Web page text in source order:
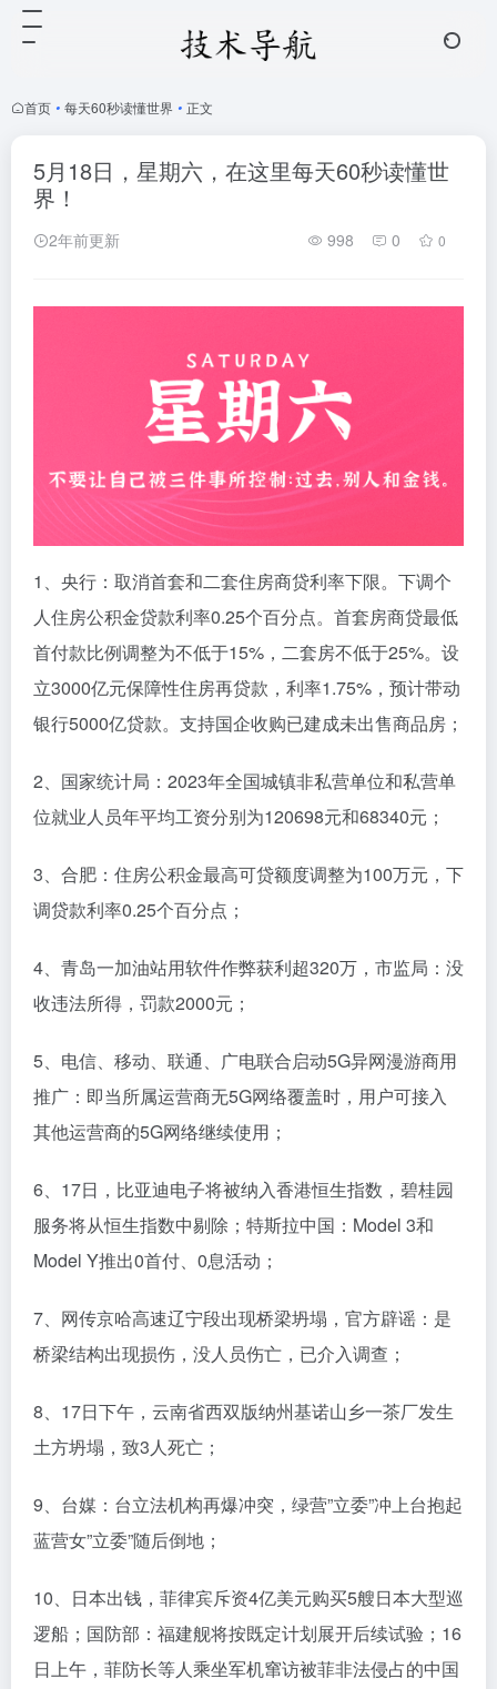
首页 • 每天60秒读懂世界 • 正文
5月18日，星期六，在这里每天60秒读懂世
界！
2年前更新 998 0 0
1、央行：取消首套和二套住房商贷利率下限。下调个
人住房公积金贷款利率0.25个百分点。首套房商贷最低
首付款比例调整为不低于15%，二套房不低于25%。设
立3000亿元保障性住房再贷款，利率1.75%，预计带动
银行5000亿贷款。支持国企收购已建成未出售商品房；
2、国家统计局：2023年全国城镇非私营单位和私营单
位就业人员年平均工资分别为120698元和68340元；
3、合肥：住房公积金最高可贷额度调整为100万元，下
调贷款利率0.25个百分点；
4、青岛一加油站用软件作弊获利超320万，市监局：没
收违法所得，罚款2000元；
5、电信、移动、联通、广电联合启动5G异网漫游商用
推广：即当所属运营商无5G网络覆盖时，用户可接入
其他运营商的5G网络继续使用；
6、17日，比亚迪电子将被纳入香港恒生指数，碧桂园
服务将从恒生指数中剔除；特斯拉中国：Model 3和
Model Y推出0首付、0息活动；
7、网传京哈高速辽宁段出现桥梁坍塌，官方辟谣：是
桥梁结构出现损伤，没人员伤亡，已介入调查；
8、17日下午，云南省西双版纳州基诺山乡一茶厂发生
土方坍塌，致3人死亡；
9、台媒：台立法机构再爆冲突，绿营”立委”冲上台抱起
蓝营女”立委”随后倒地；
10、日本出钱，菲律宾斥资4亿美元购买5艘日本大型巡
逻船；国防部：福建舰将按既定计划展开后续试验；16
日上午，菲防长等人乘坐军机窜访被菲非法侵占的中国